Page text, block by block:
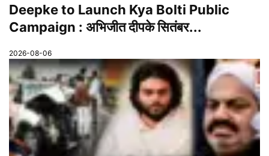
Deepke to Launch Kya Bolti Public
Campaign : अभिजीत दीपके सितंबर...
2026-08-06